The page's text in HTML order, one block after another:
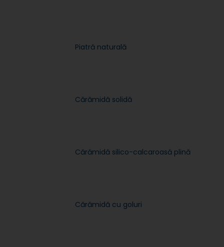
Piatră naturală
Cărămidă solidă
Cărămidă silico-calcaroasă plină
Cărămidă cu goluri